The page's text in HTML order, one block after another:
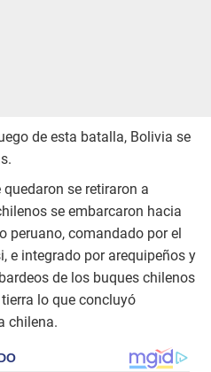
de esta batalla, Bolivia se
se retiraron a
se embarcaron hacia
peruano, comandado por el
e integrado por arequipeños y
de los buques chilenos
lo que concluyó
chilena.